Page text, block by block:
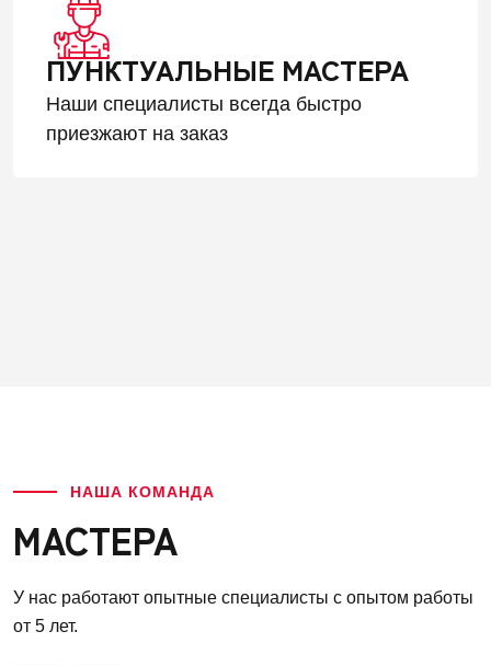
ПУНКТУАЛЬНЫЕ МАСТЕРА
Наши специалисты всегда быстро
приезжают на заказ
НАША КОМАНДА
МАСТЕРА
У нас работают опытные специалисты с опытом работы
от 5 лет.